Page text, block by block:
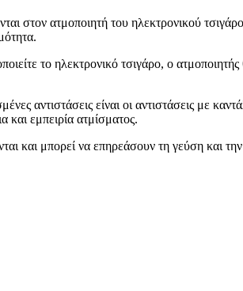
στον ατμοποιητή του ηλεκτρονικού
το ηλεκτρονικό τσιγάρο, ο
αντιστάσεις είναι οι αντιστάσεις με
και εμπειρία ατμίσματος.
και μπορεί να επηρεάσουν τη γεύση και